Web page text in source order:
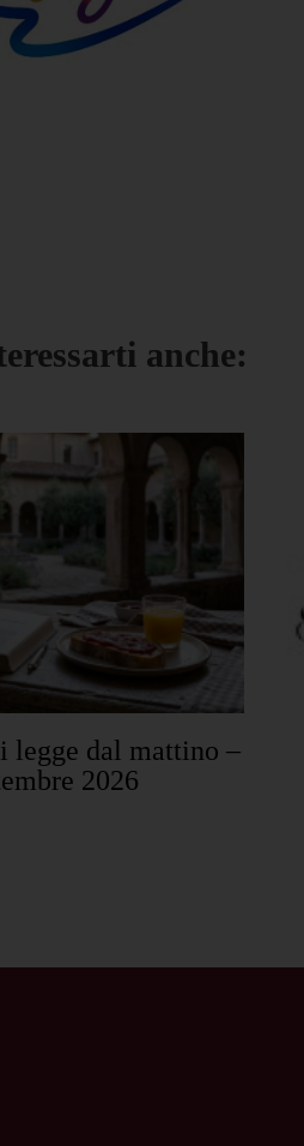
anche:
legge dal mattino –
2026